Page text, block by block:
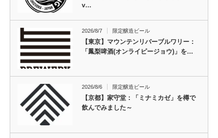
v…
2026/8/7 限定醸造ビール
【東京】マウンテンリバーブルワリー：
「鳳梨啤酒(オンライピージョウ)」を…
2026/8/6 限定醸造ビール
【京都】家守堂：「ミナミカゼ」を樽で
飲んでみました～